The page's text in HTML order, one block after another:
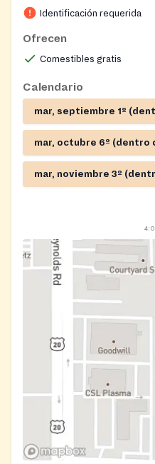
Identificación requerida
Ofrecen
Comestibles gratis
Calendario
mar, septiembre 1º
mar, octubre 6º (dentro
mar, noviembre 3º